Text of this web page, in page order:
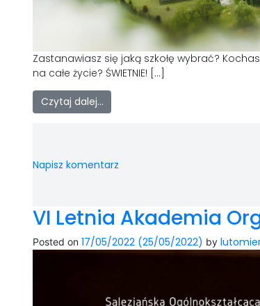
Zastanawiasz się jaką szkołę wybrać?
na całe życie? ŚWIETNIE! […]
Czytaj dalej…
Napisz komentarz
VI Letnia Akademia
Posted on 17/05/2022 (25/05/2022) by